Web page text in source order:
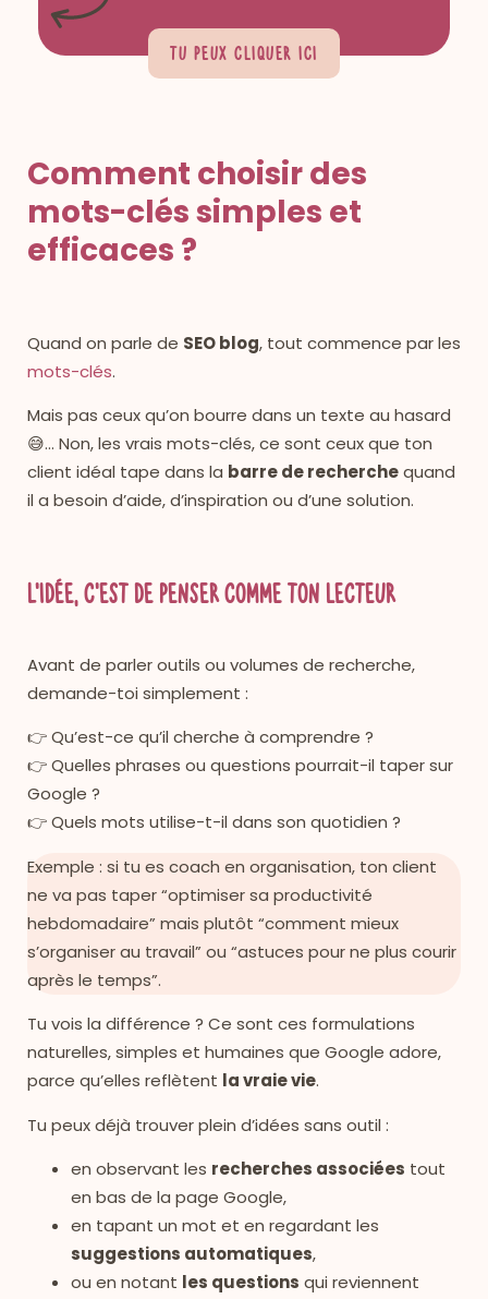
Tu peux cliquer ici
Comment choisir des
mots-clés simples et
efficaces ?
Quand on parle de SEO blog, tout commence par les
mots-clés.
Mais pas ceux qu’on bourre dans un texte au hasard
😅… Non, les vrais mots-clés, ce sont ceux que ton
client idéal tape dans la barre de recherchequand
il a besoin d’aide, d’inspiration ou d’une solution.
L’idée, c’est de penser comme ton lecteur
Avant de parler outils ou volumes de recherche,
demande-toi simplement :
👉 Qu’est-ce qu’il cherche à comprendre ?
👉 Quelles phrases ou questions pourrait-il taper sur
Google ?
👉 Quels mots utilise-t-il dans son quotidien ?
Exemple : si tu es coach en organisation, ton client
ne va pas taper “optimiser sa productivité
hebdomadaire” mais plutôt “comment mieux
s’organiser au travail” ou “astuces pour ne plus courir
après le temps”.
Tu vois la différence ? Ce sont ces formulations
naturelles, simples et humaines que Google adore,
parce qu’elles reflètent la vraie vie.
Tu peux déjà trouver plein d’idées sans outil :
en observant les recherches associées tout
en bas de la page Google,
en tapant un mot et en regardant les
suggestions automatiques,
ou en notant les questions qui reviennent